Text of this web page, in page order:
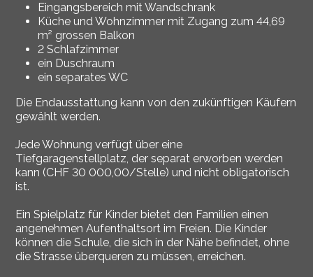
Eingangsbereich mit Wandschrank
Küche und Wohnzimmer mit Zugang zum 44,69
m² grossen Balkon
2 Schlafzimmer
ein Duschraum
ein separates WC
Die Endausstattung kann von den zukünftigen Käufern
gewählt werden.
Jede Wohnung verfügt über eine
Tiefgaragenstellplatz, der separat erworben werden
kann (CHF 30 000,00/Stelle) und nicht obligatorisch
ist.
Ein Spielplatz für Kinder bietet den Familien einen
angenehmen Aufenthaltsort im Freien. Die Kinder
können die Schule, die sich in der Nähe befindet, ohne
die Strasse überqueren zu müssen, erreichen.